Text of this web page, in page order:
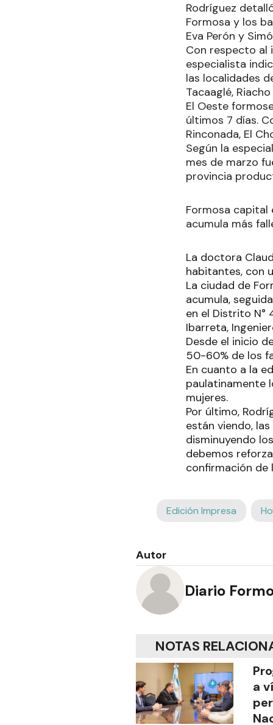
Rodríguez
Formosa y los
Eva Perón y
Con respecto al
especialista
las localidades
Tacaaglé,
El Oeste
últimos 7 días.
Rinconada, El
Según la
mes de marzo
provincia
Formosa capital
acumula más
La doctora
habitantes, con
La ciudad de
acumula,
en el Distrito N°
Ibarreta,
Desde el inicio
50-60% de los
En cuanto a la
paulatinamente
mujeres.
Por último,
están viendo,
disminuyendo
debemos
confirmación de
Edición Impresa
Autor
Diario
NOTAS
a